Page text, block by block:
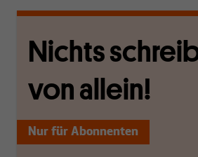
Nichts
von allein!
Nur für Abonnenten